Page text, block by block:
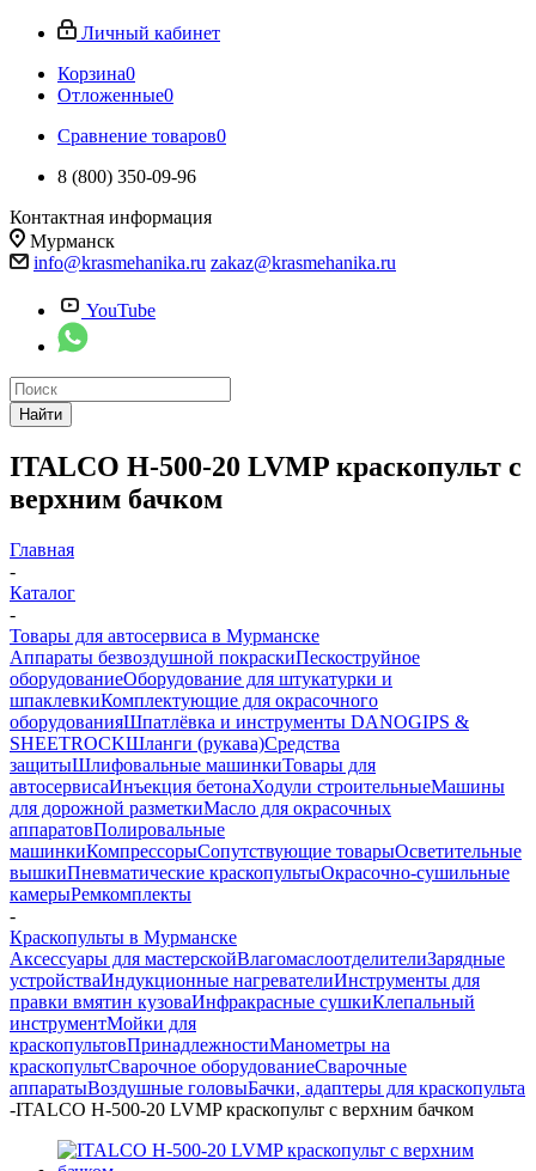
Личный кабинет
Корзина0
Отложенные0
Сравнение товаров0
8 (800) 350-09-96
Контактная информация
Мурманск
info@krasmehanika.ru zakaz@krasmehanika.ru
YouTube
Найти
ITALCO H-500-20 LVMP краскопульт с
верхним бачком
Главная
-
Каталог
-
Товары для автосервиса в Мурманске
Аппараты безвоздушной покраскиПескоструйное
оборудованиеОборудование для штукатурки и
шпаклевкиКомплектующие для окрасочного
оборудованияШпатлёвка и инструменты DANOGIPS &
SHEETROCKШланги (рукава)Средства
защитыШлифовальные машинкиТовары для
автосервисаИнъекция бетонаХодули строительныеМашины
для дорожной разметкиМасло для окрасочных
аппаратовПолировальные
машинкиКомпрессорыСопутствующие товарыОсветительные
вышкиПневматические краскопультыОкрасочно-сушильные
камерыРемкомплекты
-
Краскопульты в Мурманске
Аксессуары для мастерскойВлагомаслоотделителиЗарядные
устройстваИндукционные нагревателиИнструменты для
правки вмятин кузоваИнфракрасные сушкиКлепальный
инструментМойки для
краскопультовПринадлежностиМанометры на
краскопультСварочное оборудованиеСварочные
аппаратыВоздушные головыБачки, адаптеры для краскопульта
-ITALCO H-500-20 LVMP краскопульт с верхним бачком